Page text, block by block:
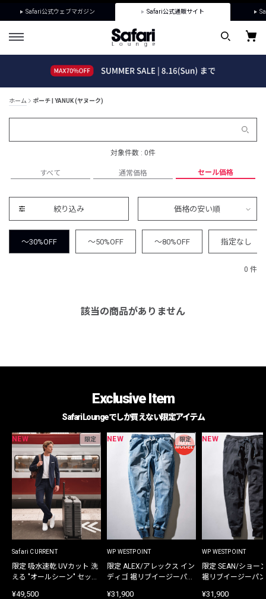
Safari公式ウェブマガジン Safari公式通販サイト
ホーム ポーチ | YANUK (ヤヌーク)
対象件数 : 0件
すべて 通常価格 セール価格
絞り込み 価格の安い順
～30%OFF ～50%OFF ～80%OFF 指定なし
0 件
該当の商品がありません
Exclusive Item
Safari Loungeでしか買えない限定アイテム
NEW 限定
Safari CURRENT
限定 吸水速乾 UVカット 洗
える "オールシーン" セット
¥49,500
NEW 限定
WP WESTPOINT
限定 ALEX/アレックス イン
ディゴ 裾リブイージーパン
¥31,900
NEW
WP WESTPOINT
限定 SEAN/ショー
裾リブイージーパ
¥31,900